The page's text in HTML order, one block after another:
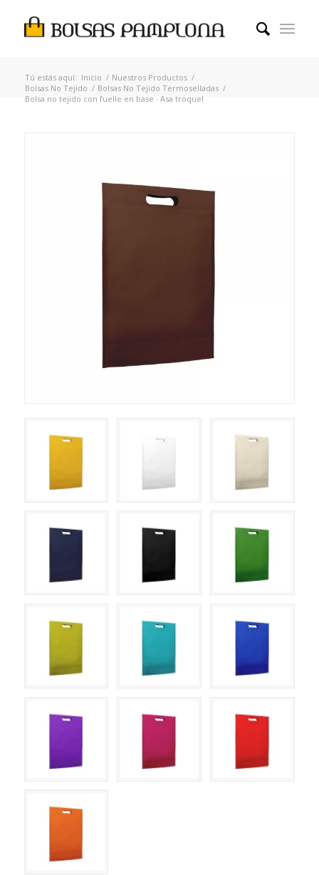
Tú estás aquí: Inicio / Nuestros Productos /
Bolsas No Tejido / Bolsas No Tejido Termoselladas /
Bolsa no tejido con fuelle en base · Asa troquel